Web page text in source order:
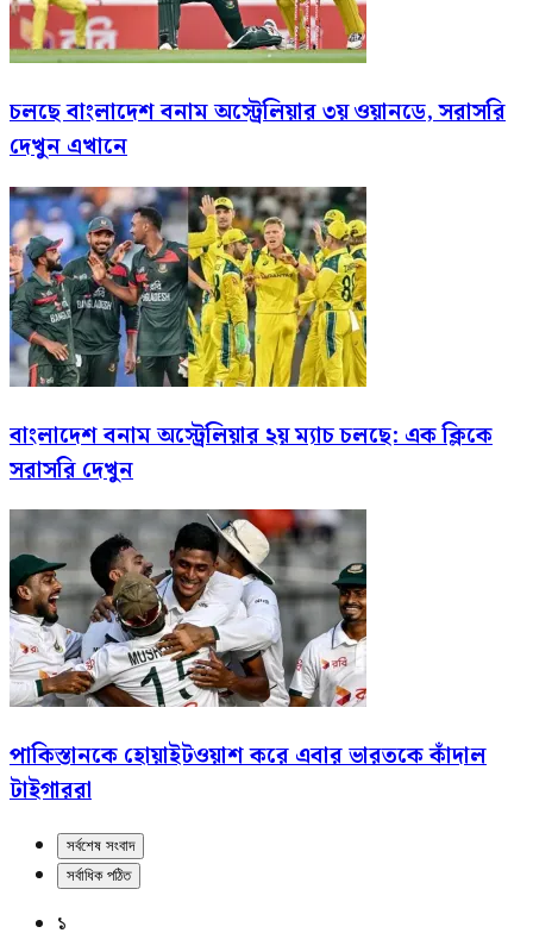
চলছে বাংলাদেশ বনাম অস্ট্রেলিয়ার ৩য় ওয়ানডে, সরাসরি
দেখুন এখানে
বাংলাদেশ বনাম অস্ট্রেলিয়ার ২য় ম্যাচ চলছে: এক ক্লিকে
সরাসরি দেখুন
পাকিস্তানকে হোয়াইটওয়াশ করে এবার ভারতকে কাঁদাল
টাইগাররা
সর্বশেষ সংবাদ
সর্বাধিক পঠিত
১